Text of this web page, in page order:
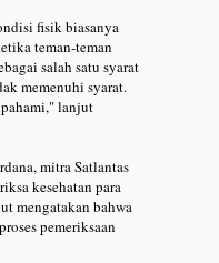
fisik biasanya
teman-teman
salah satu syarat
memenuhi syarat.
lanjut
mitra Satlantas
kesehatan para
mengatakan bahwa
pemeriksaan